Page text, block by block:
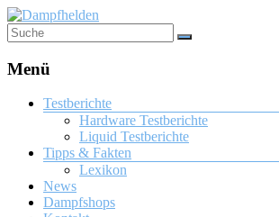
Menü
Testberichte
Hardware Testberichte
Liquid Testberichte
Tipps & Fakten
Lexikon
News
Dampfshops